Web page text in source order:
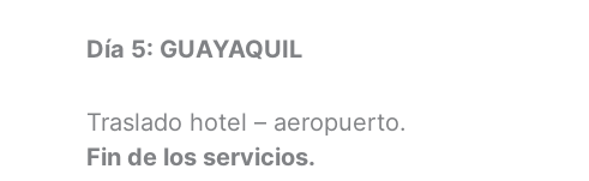
Día 5: GUAYAQUIL
Traslado hotel – aeropuerto.
Fin de los servicios.